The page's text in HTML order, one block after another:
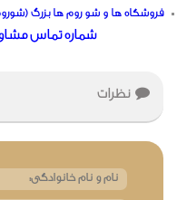
فروشگاه ها و شو روم ها بزرگ
شماره تماس مشاوره رایگان :
نظرات